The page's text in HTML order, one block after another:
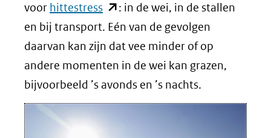
voor hittestress(opent
in
nieuw
venster)
(verwijst
naar
: in de wei, in de stallen
en bij transport. Eén van de gevolgen
daarvan kan zijn dat vee minder of op
andere momenten in de wei kan grazen,
bijvoorbeeld ’s avonds en ’s nachts.